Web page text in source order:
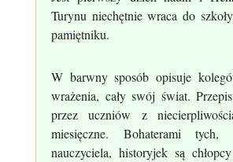
Turynu niechętnie wraca do
pamiętniku.
W barwny sposób opisuje
wrażenia, cały swój świat.
przez uczniów z
miesięczne. Bohaterami tych,
nauczyciela, historyjek są